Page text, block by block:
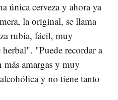
única cerveza y ahora ya
la original, se llama
rubia, fácil, muy
"Puede recordar a
amargas y muy
y no tiene tanto